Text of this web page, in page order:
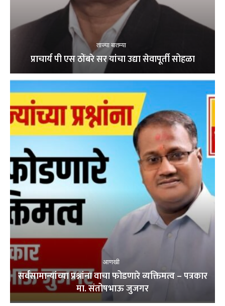
ताज्या बातम्या
प्राचार्य पी एस ठोंबरे सर यांचा उद्या सेवापूर्ती सोहळा
आणखी
सर्वसामान्यांच्या प्रश्नांना वाचा फोडणारे व्यक्तिमत्व – पत्रकार
मा. संतोषभाऊ जुजगर